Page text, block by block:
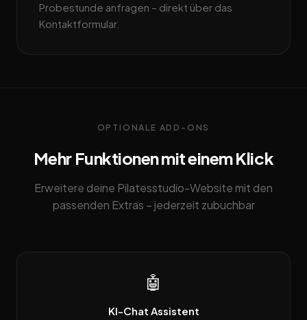
Probestunde anfragen – direkt über das
Kontaktformular.
OPTIONALE ADD-ONS
Mehr Funktionen mit einem Klick
Erweitere deine Pilatesstudio-Website mit den
passenden Extras – jederzeit zubuchbar
🤖
KI-Chat Assistent